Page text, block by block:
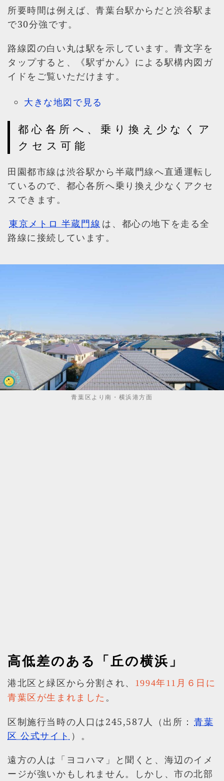
所要時間は例えば、青葉台駅からだと渋谷駅ま
で30分強です。
路線図の白い丸は駅を示しています。青文字を
タップすると、《駅ずかん》による駅構内図ガ
イドをご覧いただけます。
大きな地図で見る
都心各所へ、乗り換え少なくア
クセス可能
田園都市線は渋谷駅から半蔵門線へ直通運転し
ているので、都心各所へ乗り換え少なくアクセ
スできます。
東京メトロ 半蔵門線 は、都心の地下を走る全
路線に接続しています。
青葉区より南・横浜港方面
高低差のある「丘の横浜」
港北区と緑区から分割され、
1994年11月６日に
青葉区が生まれました 。
区制施行当時の人口は245,587人（出所： 青葉
区 公式サイト ）。
遠方の人は「ヨコハマ」と聞くと、海辺のイメ
ージが強いかもしれません。しかし、市の北部